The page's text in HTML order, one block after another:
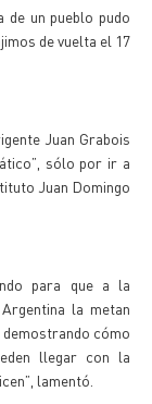
de un pueblo pudo
de vuelta el 17
Juan Grabois
sólo por ir a
Juan Domingo
para que a la
la metan
cómo
llegar con la
lamentó.